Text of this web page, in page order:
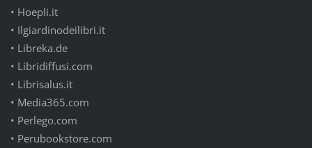
• Hoepli.it
• Ilgiardinodeilibri.it
• Libreka.de
• Libridiffusi.com
• Librisalus.it
• Media365.com
• Perlego.com
• Perubookstore.com